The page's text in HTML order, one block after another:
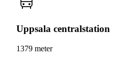
Uppsala centralstation
1379 meter